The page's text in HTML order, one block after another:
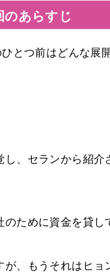
のあらすじ
とつ前はどんな展
、セランから紹介
ために資金を貸し
、もうそれはヒョ